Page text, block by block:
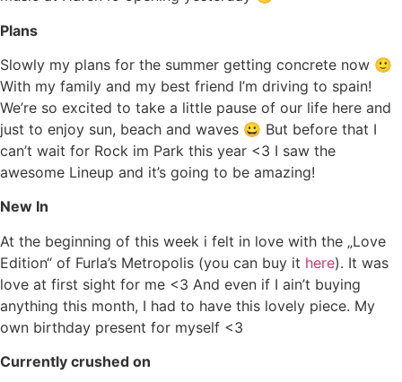
Plans
Slowly my plans for the summer getting concrete now 🙂
With my family and my best friend I’m driving to spain!
We’re so excited to take a little pause of our life here and
just to enjoy sun, beach and waves 😀 But before that I
can’t wait for Rock im Park this year <3 I saw the
awesome Lineup and it’s going to be amazing!
New In
At the beginning of this week i felt in love with the „Love
Edition“ of Furla’s Metropolis (you can buy it here). It was
love at first sight for me <3 And even if I ain’t buying
anything this month, I had to have this lovely piece. My
own birthday present for myself <3
Currently crushed on